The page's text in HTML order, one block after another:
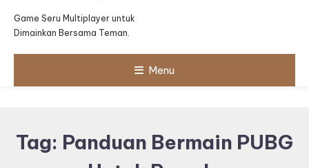
Game Seru Multiplayer untuk
Dimainkan Bersama Teman.
Menu
Tag: Panduan Bermain PUBG